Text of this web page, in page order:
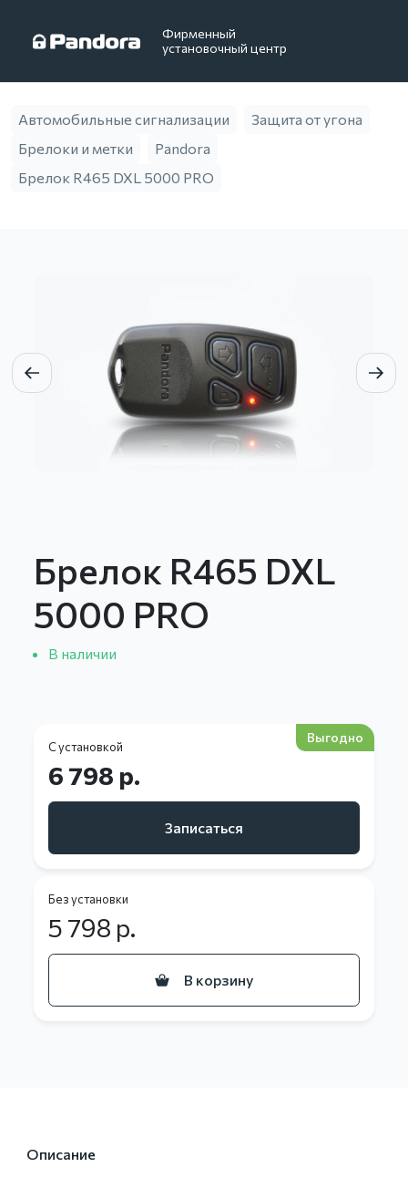
Фирменный
установочный центр
Автомобильные сигнализации
Защита от угона
Брелоки и метки
Pandora
Брелок R465 DXL 5000 PRO
Брелок R465 DXL
5000 PRO
В наличии
С установкой
Выгодно
6 798 р.
Записаться
Без установки
5 798 р.
В корзину
Описание